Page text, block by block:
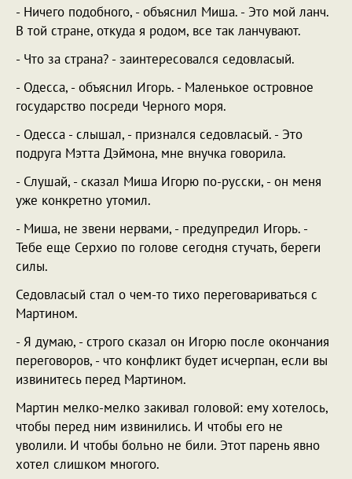
- Ничего подобного, - объяснил Миша. - Это мой ланч.
В той стране, откуда я родом, все так ланчувают.
- Что за страна? - заинтересовался седовласый.
- Одесса, - объяснил Игорь. - Маленькое островное
государство посреди Черного моря.
- Одесса - слышал, - признался седовласый. - Это
подруга Мэтта Дэймона, мне внучка говорила.
- Слушай, - сказал Миша Игорю по-русски, - он меня
уже конкретно утомил.
- Миша, не звени нервами, - предупредил Игорь. -
Тебе еще Серхио по голове сегодня стучать, береги
силы.
Седовласый стал о чем-то тихо переговариваться с
Мартином.
- Я думаю, - строго сказал он Игорю после окончания
переговоров, - что конфликт будет исчерпан, если вы
извинитесь перед Мартином.
Мартин мелко-мелко закивал головой: ему хотелось,
чтобы перед ним извинились. И чтобы его не
уволили. И чтобы больно не били. Этот парень явно
хотел слишком многого.